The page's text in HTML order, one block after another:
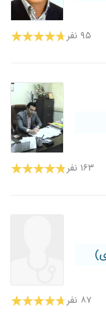
۹۵ نفر
۱۶۳ نفر
۸۷ نفر